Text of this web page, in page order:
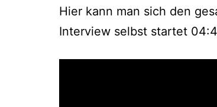
Hier kann man sich den
Interview selbst startet